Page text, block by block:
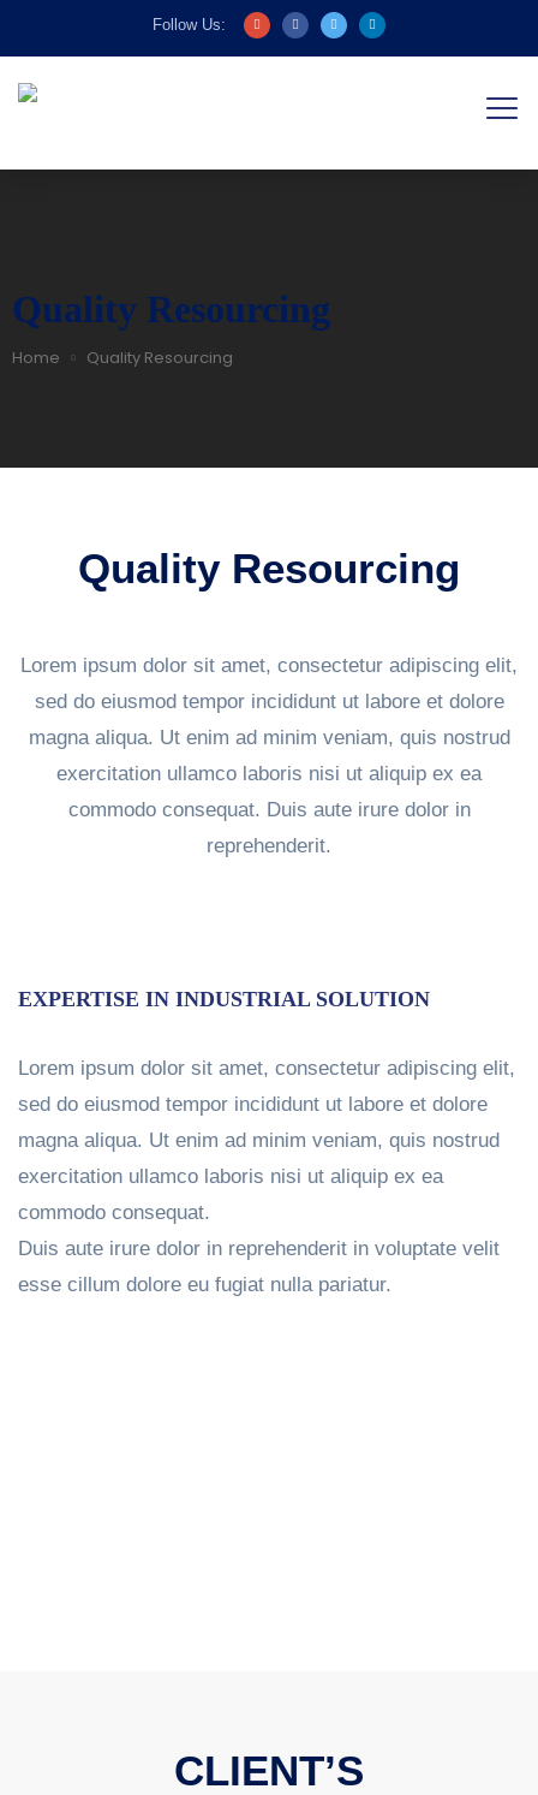
Follow Us:
Quality Resourcing
Home Quality Resourcing
Quality Resourcing
Lorem ipsum dolor sit amet, consectetur adipiscing elit,
sed do eiusmod tempor incididunt ut labore et dolore
magna aliqua. Ut enim ad minim veniam, quis nostrud
exercitation ullamco laboris nisi ut aliquip ex ea
commodo consequat. Duis aute irure dolor in
reprehenderit.
EXPERTISE IN INDUSTRIAL SOLUTION
Lorem ipsum dolor sit amet, consectetur adipiscing elit,
sed do eiusmod tempor incididunt ut labore et dolore
magna aliqua. Ut enim ad minim veniam, quis nostrud
exercitation ullamco laboris nisi ut aliquip ex ea
commodo consequat.
Duis aute irure dolor in reprehenderit in voluptate velit
esse cillum dolore eu fugiat nulla pariatur.
CLIENT’S